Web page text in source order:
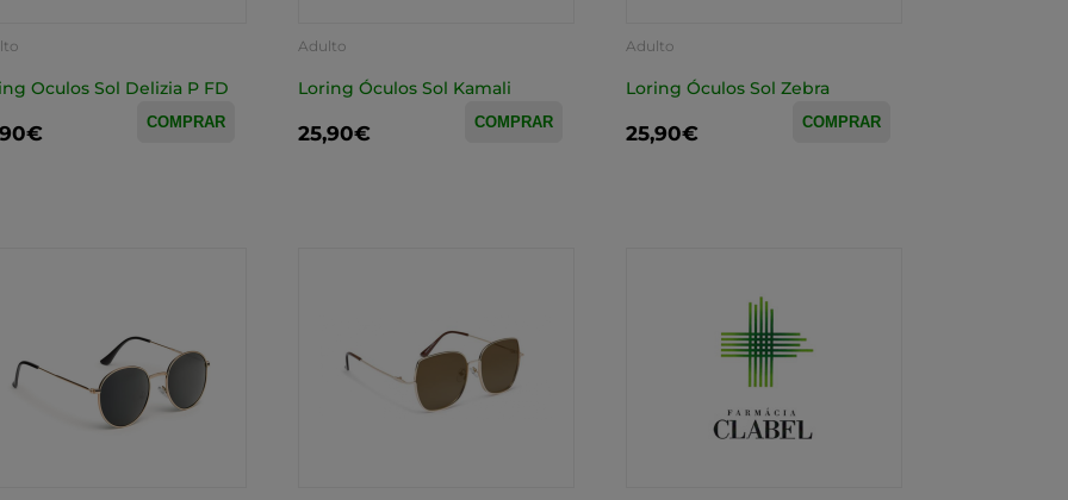
Oculos Sol Delizia P FD
COMPRAR
Adulto
Loring Óculos Sol Kamali
25,90€ COMPRAR
Adulto
Loring Óculos Sol Zebra
25,90€ COMPRAR